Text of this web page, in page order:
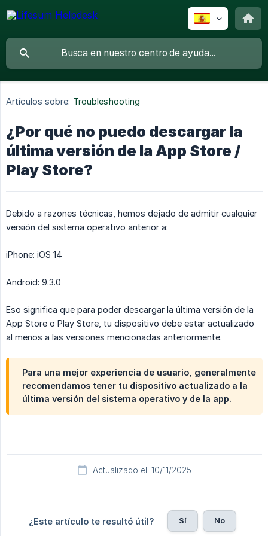
Artículos sobre: Troubleshooting
¿Por qué no puedo descargar la
última versión de la App Store /
Play Store?
Debido a razones técnicas, hemos dejado de admitir cualquier
versión del sistema operativo anterior a:
iPhone: iOS 14
Android: 9.3.0
Eso significa que para poder descargar la última versión de la
App Store o Play Store, tu dispositivo debe estar actualizado
al menos a las versiones mencionadas anteriormente.
Para una mejor experiencia de usuario, generalmente
recomendamos tener tu dispositivo actualizado a la
última versión del sistema operativo y de la app.
Actualizado el: 10/11/2025
¿Este artículo te resultó útil? Sí No